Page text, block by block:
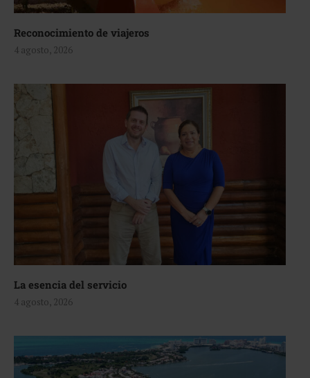
Reconocimiento de viajeros
4 agosto, 2026
La esencia del servicio
4 agosto, 2026